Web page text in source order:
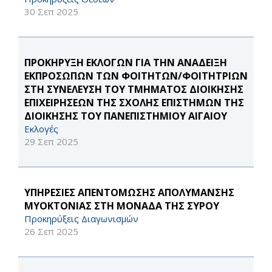
30 Σεπ 2025
ΠΡΟΚΗΡΥΞΗ ΕΚΛΟΓΩΝ ΓΙΑ ΤΗΝ ΑΝΑΔΕΙΞΗ
ΕΚΠΡΟΣΩΠΩΝ ΤΩΝ ΦΟΙΤΗΤΩΝ/ΦΟΙΤΗΤΡΙΩΝ
ΣΤΗ ΣΥΝΕΛΕΥΣΗ ΤΟΥ ΤΜΗΜΑΤΟΣ ΔΙΟΙΚΗΣΗΣ
ΕΠΙΧΕΙΡΗΣΕΩΝ ΤΗΣ ΣΧΟΛΗΣ ΕΠΙΣΤΗΜΩΝ ΤΗΣ
ΔΙΟΙΚΗΣΗΣ ΤΟΥ ΠΑΝΕΠΙΣΤΗΜΙΟΥ ΑΙΓΑΙΟΥ
Εκλογές
29 Σεπ 2025
ΥΠΗΡΕΣΙΕΣ ΑΠΕΝΤΟΜΩΣΗΣ ΑΠΟΛΥΜΑΝΣΗΣ
ΜΥΟΚΤΟΝΙΑΣ ΣΤΗ ΜΟΝΑΔΑ ΤΗΣ ΣΥΡΟΥ
Προκηρύξεις Διαγωνισμών
26 Σεπ 2025